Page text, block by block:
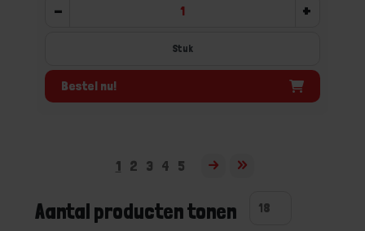
- +
Stuk
Bestel nu!
1 2 3 4 5
Aantal producten tonen